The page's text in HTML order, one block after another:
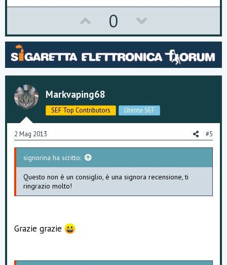
p
v
o
t
e
0
o
w
n
o
t
e
Markvaping68
SEF Top Contributors Utente SEF
2 Mag 2013 #5
signorina ha scritto:
Questo non è un consiglio, è una signora recensione, ti
ringrazio molto!
Grazie grazie